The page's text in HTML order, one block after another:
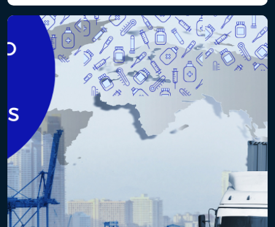
regulatórios nacionais e internacionais. – Estudo de
Estabilidade: Este […]